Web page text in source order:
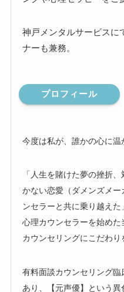
神戸メンタルサービスに
ナーも兼務。
プロフィール
今度は私が、誰かの心に温
「人生を賭けた夢の挫折
かない恋愛（ダメンズメ
ンセラーと共に乗り越えた
心理カウンセラーを始め
カウンセリングにこだわり
有料面談カウンセリング
あり、【元声優】という